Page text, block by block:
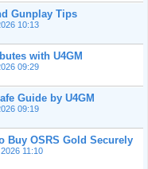
Gunplay Tips
10:13
with U4GM
09:29
Guide by U4GM
09:19
Buy OSRS Gold Securely
11:10